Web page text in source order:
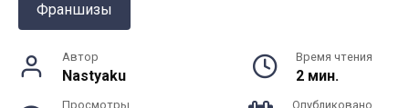
Франшизы
Автор
Nastyaku
Время чтения
2 мин.
Просмотры Опубликовано